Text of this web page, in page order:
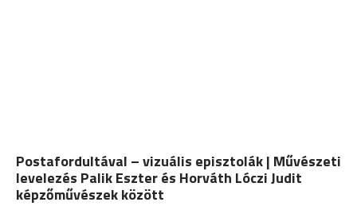
Postafordultával – vizuális episztolák | Művészeti
levelezés Palik Eszter és Horváth Lóczi Judit
képzőművészek között